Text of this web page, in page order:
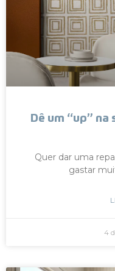
Dê um “up”
Quer dar uma
gastar
4